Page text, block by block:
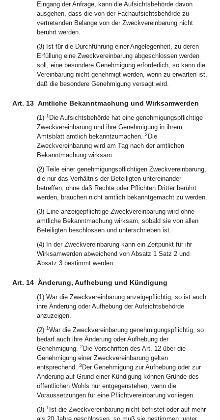
Eingang der Anfrage, kann die Aufsichtsbehörde davon
ausgehen, dass die von der Fachaufsichtsbehörde zu
vertretenden Belange von der Zweckvereinbarung nicht
berührt werden.
(3) Ist für die Durchführung einer Angelegenheit, zu deren
Erfüllung eine Zweckvereinbarung abgeschlossen werden
soll, eine besondere Genehmigung erforderlich, so kann die
Vereinbarung nicht genehmigt werden, wenn zu erwarten ist,
daß die besondere Genehmigung versagt wird.
Art. 13 Amtliche Bekanntmachung und Wirksamwerden
(1) 1 Die Aufsichtsbehörde hat eine genehmigungspflichtige
Zweckvereinbarung und ihre Genehmigung in ihrem
Amtsblatt amtlich bekanntzumachen. 2 Die
Zweckvereinbarung wird am Tag nach der amtlichen
Bekanntmachung wirksam.
(2) Teile einer genehmigungspflichtigen Zweckvereinbarung,
die nur das Verhältnis der Beteiligten untereinander
betreffen, ohne daß Rechte oder Pflichten Dritter berührt
werden, brauchen nicht amtlich bekanntgemacht zu werden.
(3) Eine anzeigepflichtige Zweckvereinbarung wird ohne
amtliche Bekanntmachung wirksam, sobald sie von allen
Beteiligten beschlossen und unterschrieben ist.
(4) In der Zweckvereinbarung kann ein Zeitpunkt für ihr
Wirksamwerden abweichend von Absatz 1 Satz 2 und
Absatz 3 bestimmt werden.
Art. 14 Änderung, Aufhebung und Kündigung
(1) War die Zweckvereinbarung anzeigepflichtig, so ist auch
ihre Änderung oder Aufhebung der Aufsichtsbehörde
anzuzeigen.
(2) 1War die Zweckvereinbarung genehmigungspflichtig, so
bedarf auch ihre Änderung oder Aufhebung der
Genehmigung. 2 Die Vorschriften des Art. 12 über die
Genehmigung einer Zweckvereinbarung gelten
entsprechend. 3 Der Genehmigung zur Aufhebung oder zur
Änderung auf Grund einer Kündigung können Gründe des
öffentlichen Wohls nur entgegenstehen, wenn die
Voraussetzungen für eine Pflichtvereinbarung vorliegen.
(3) 1 Ist die Zweckvereinbarung nicht befristet oder auf mehr